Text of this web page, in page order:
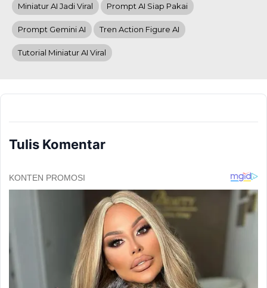
Miniatur AI Jadi Viral Prompt AI Siap Pakai
Prompt Gemini AI Tren Action Figure AI
Tutorial Miniatur AI Viral
Tulis Komentar